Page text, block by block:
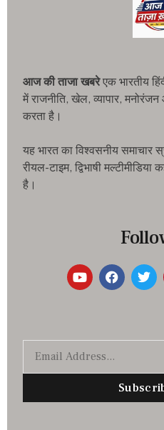
आज की ताजा खबरेएक भारतीय
में राजनीति, खेल, व्यापार,
करता है।
यह भारत का विश्वसनीय समाचार
रीयल-टाइम, द्विभाषी
है।